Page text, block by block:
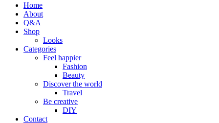
Home
About
Q&A
Shop
Looks
Categories
Feel happier
Fashion
Beauty
Discover the world
Travel
Be creative
DIY
Contact